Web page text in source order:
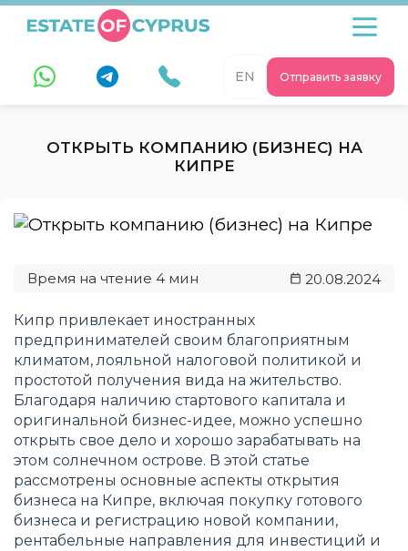
Отправить заявку
EN
ОТКРЫТЬ КОМПАНИЮ (БИЗНЕС) НА
КИПРЕ
20.08.2024
Кипр привлекает иностранных
предпринимателей своим благоприятным
климатом, лояльной налоговой политикой и
простотой получения вида на жительство.
Благодаря наличию стартового капитала и
оригинальной бизнес-идее, можно успешно
открыть свое дело и хорошо зарабатывать на
этом солнечном острове. В этой статье
рассмотрены основные аспекты открытия
бизнеса на Кипре, включая покупку готового
бизнеса и регистрацию новой компании,
рентабельные направления для инвестиций и